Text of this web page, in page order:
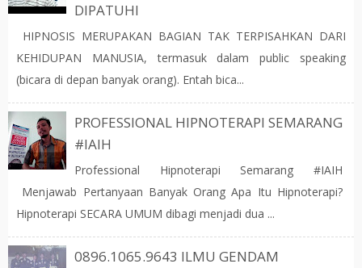
DIPATUHI
HIPNOSIS MERUPAKAN BAGIAN TAK TERPISAHKAN DARI
KEHIDUPAN MANUSIA, termasuk dalam public speaking
(bicara di depan banyak orang). Entah bica...
PROFESSIONAL HIPNOTERAPI SEMARANG
#IAIH
Professional Hipnoterapi Semarang #IAIH
Menjawab Pertanyaan Banyak Orang Apa Itu Hipnoterapi?
Hipnoterapi SECARA UMUM dibagi menjadi dua ...
0896.1065.9643 ILMU GENDAM